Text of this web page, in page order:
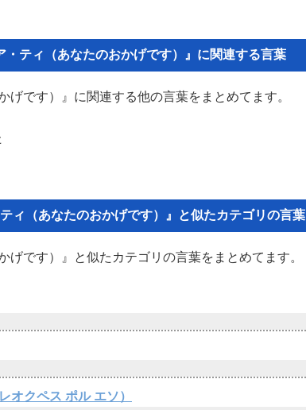
・ティ（あなたのおかげです）』に関連する言葉
げです）』に関連する他の言葉をまとめてます。
ティ（あなたのおかげです）』と似たカテゴリの言葉
げです）』と似たカテゴリの言葉をまとめてます。
クペス ポル エソ）